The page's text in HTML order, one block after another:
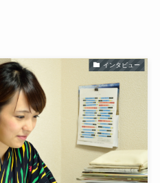
インタビュー